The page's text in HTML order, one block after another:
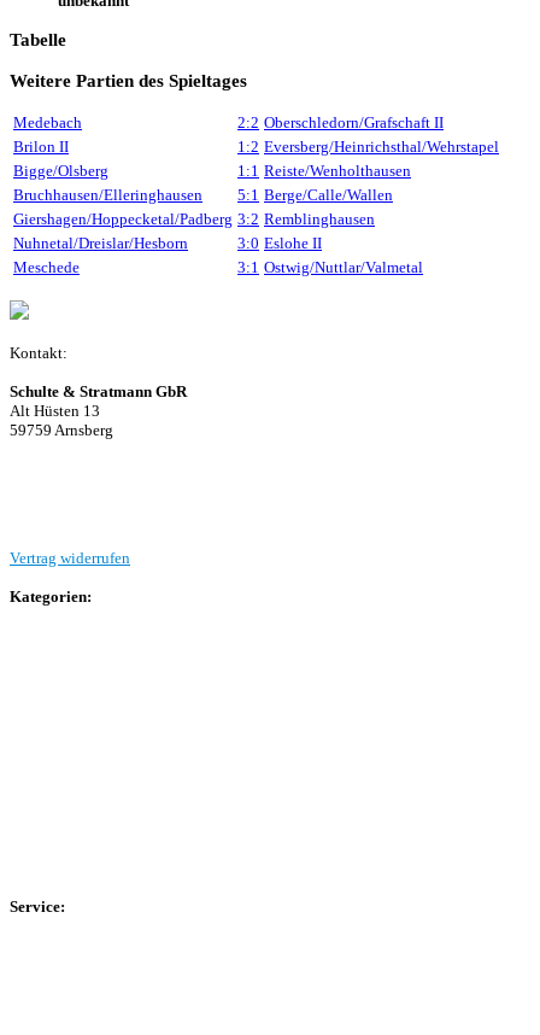
Tabelle
Weitere Partien des Spieltages
Medebach 2:2 Oberschledorn/Grafschaft II
Brilon II
1:2 Eversberg/Heinrichsthal/Wehrstapel
Bigge/Olsberg
1:1 Reiste/Wenholthausen
Bruchhausen/Elleringhausen
5:1 Berge/Calle/Wallen
Giershagen/Hoppecketal/Padberg 3:2 Remblinghausen
Nuhnetal/Dreislar/Hesborn
3:0 Eslohe II
Meschede
3:1 Ostwig/Nuttlar/Valmetal
Kontakt:
Schulte & Stratmann GbR
Alt Hüsten 13
59759 Arnsberg
Vertrag widerrufen
Kategorien:
Service: